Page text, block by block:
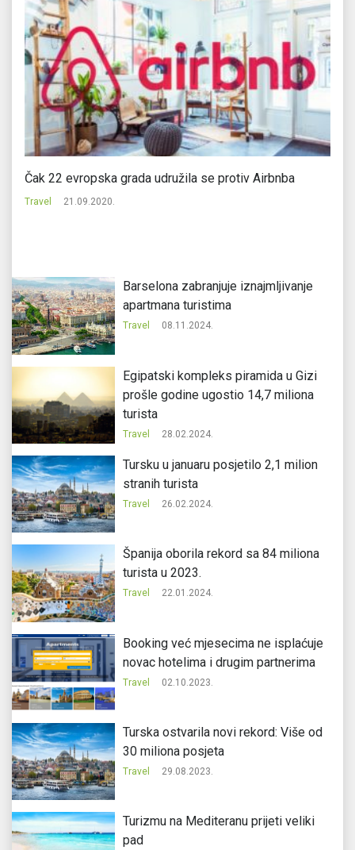
Čak 22 evropska grada udružila se protiv Airbnba
Travel 21.09.2020.
Barselona zabranjuje iznajmljivanje
apartmana turistima
Travel 08.11.2024.
Egipatski kompleks piramida u Gizi
prošle godine ugostio 14,7 miliona
turista
Travel 28.02.2024.
Tursku u januaru posjetilo 2,1 milion
stranih turista
Travel 26.02.2024.
Španija oborila rekord sa 84 miliona
turista u 2023.
Travel 22.01.2024.
Booking već mjesecima ne isplaćuje
novac hotelima i drugim partnerima
Travel 02.10.2023.
Turska ostvarila novi rekord: Više od
30 miliona posjeta
Travel 29.08.2023.
Turizmu na Mediteranu prijeti veliki
pad